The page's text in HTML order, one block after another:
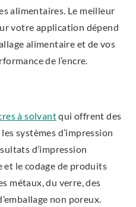
alimentaires. Le meilleur
votre application dépend
alimentaire et de vos
de l’encre.
à solvantqui offrent des
systèmes d’impression
d’impression
le codage de produits
métaux, du verre, des
non poreux.